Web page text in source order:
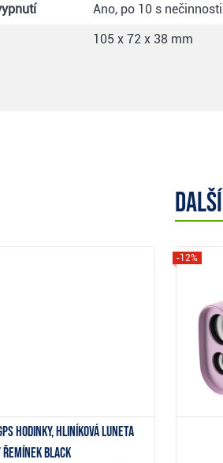
Ano, po 10 s nečinnosti
105 x 72 x 38 mm
hodinky, hliníková luneta
Black
-12%